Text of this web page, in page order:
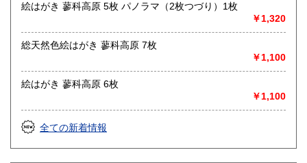
取り扱い分野
哲学宗教、歴史、社会科学、美術工芸、外国文学、趣味、サ
ブカルチャー、古書一般（その他）
絵はがき 蓼科高原 5枚 パノラマ（2枚つづり）1枚
￥1,320
総天然色絵はがき 蓼科高原 7枚
￥1,100
絵はがき 蓼科高原 6枚
￥1,100
全ての新着情報